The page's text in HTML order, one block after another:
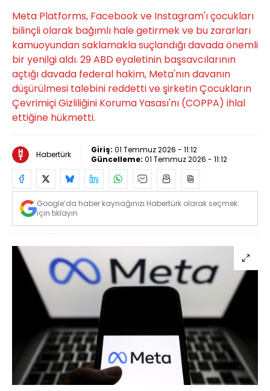
Meta Platforms, Facebook ve Instagram'ı çocukları
bilinçli olarak bağımlı hale getirmek ve bu zararları
kamuoyundan saklamakla suçlandığı davada önemli
bir yenilgi aldı. 29 ABD eyaletinin başsavcılarının
açtığı davada federal hakim, Meta'nın davanın
düşürülmesi talebini reddetti ve şirketin Çocukların
Çevrimiçi Gizliliğini Koruma Yasası'nı (COPPA) ihlal
ettiğine hükmetti.
Habertürk Giriş: 01 Temmuz 2026 - 11:12
Güncelleme: 01 Temmuz 2026 - 11:12
Google’da haber kaynağınızı Habertürk olarak seçmek
için tıklayın